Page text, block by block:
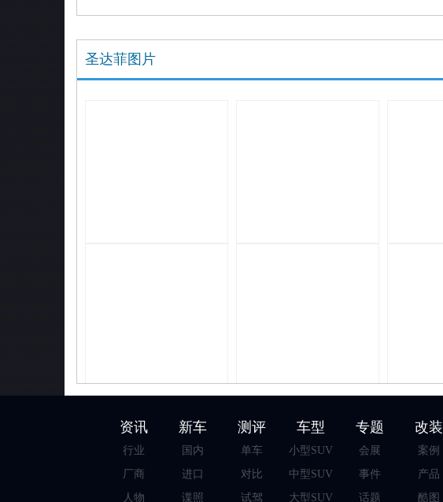
圣达菲图片
资讯
行业
厂商
人物
新车
国内
进口
谍照
测评
单车
对比
试驾
车型
小型SUV
中型SUV
大型SUV
专题
会展
事件
话题
改装
案例
产品
酷图